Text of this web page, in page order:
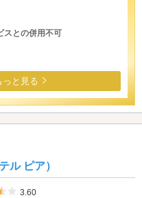
スとの併用不可
っと見る
ル ピア）
5つ星のうち3.5
3.60